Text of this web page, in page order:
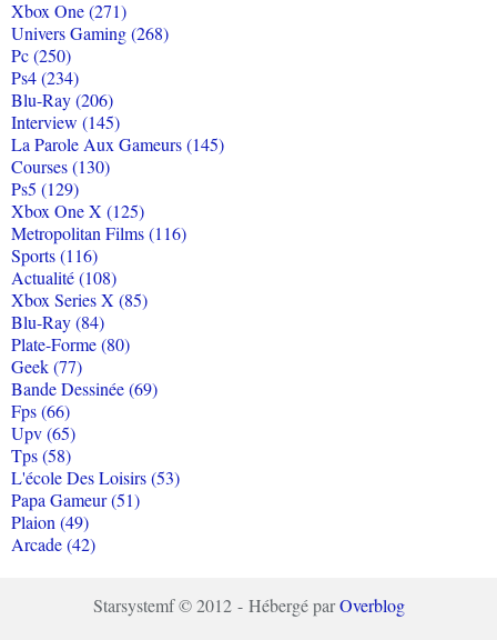
Xbox One (271)
Univers Gaming (268)
Pc (250)
Ps4 (234)
Blu-Ray (206)
Interview (145)
La Parole Aux Gameurs (145)
Courses (130)
Ps5 (129)
Xbox One X (125)
Metropolitan Films (116)
Sports (116)
Actualité (108)
Xbox Series X (85)
Blu-Ray (84)
Plate-Forme (80)
Geek (77)
Bande Dessinée (69)
Fps (66)
Upv (65)
Tps (58)
L'école Des Loisirs (53)
Papa Gameur (51)
Plaion (49)
Arcade (42)
Starsystemf © 2012 - Hébergé parOverblog